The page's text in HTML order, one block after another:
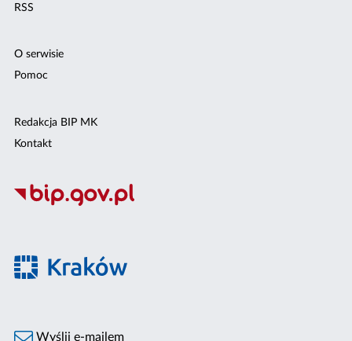
RSS
O serwisie
Pomoc
Redakcja BIP MK
Kontakt
Wyślij e-mailem